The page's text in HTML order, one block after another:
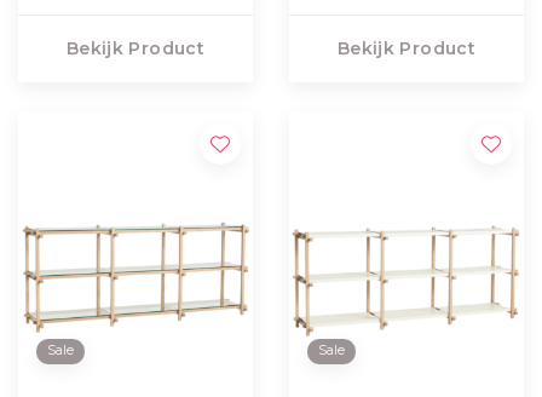
Bekijk Product Bekijk Product
Sale Sale